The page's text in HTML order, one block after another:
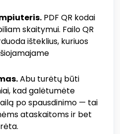
PDF QR kodai
skaitymui. Failo QR
išteklius, kuriuos
Abu turėtų būti
kad galėtumėte
po spausdinimo — tai
ataskaitoms ir bet